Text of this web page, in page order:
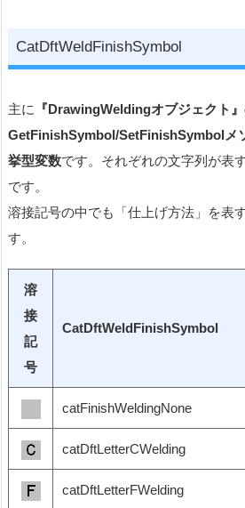
CatDftWeldFinishSymbol
主に
『DrawingWeldingオブジェクト
GetFinishSymbol/SetFinishSymbolメ
挙型変数です。それぞれの文字列が表
です。
溶接記号の中でも「仕上げ方法」を表
す。
溶
接
記
号
CatDftWeldFinishSymbol
catFinishWeldingNone
catDftLetterCWelding
catDftLetterFWelding